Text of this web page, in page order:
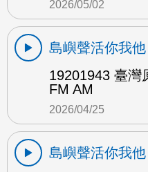
2026/05/02
島嶼聲活你我他
19201943 臺灣
FM AM
2026/04/25
島嶼聲活你我他